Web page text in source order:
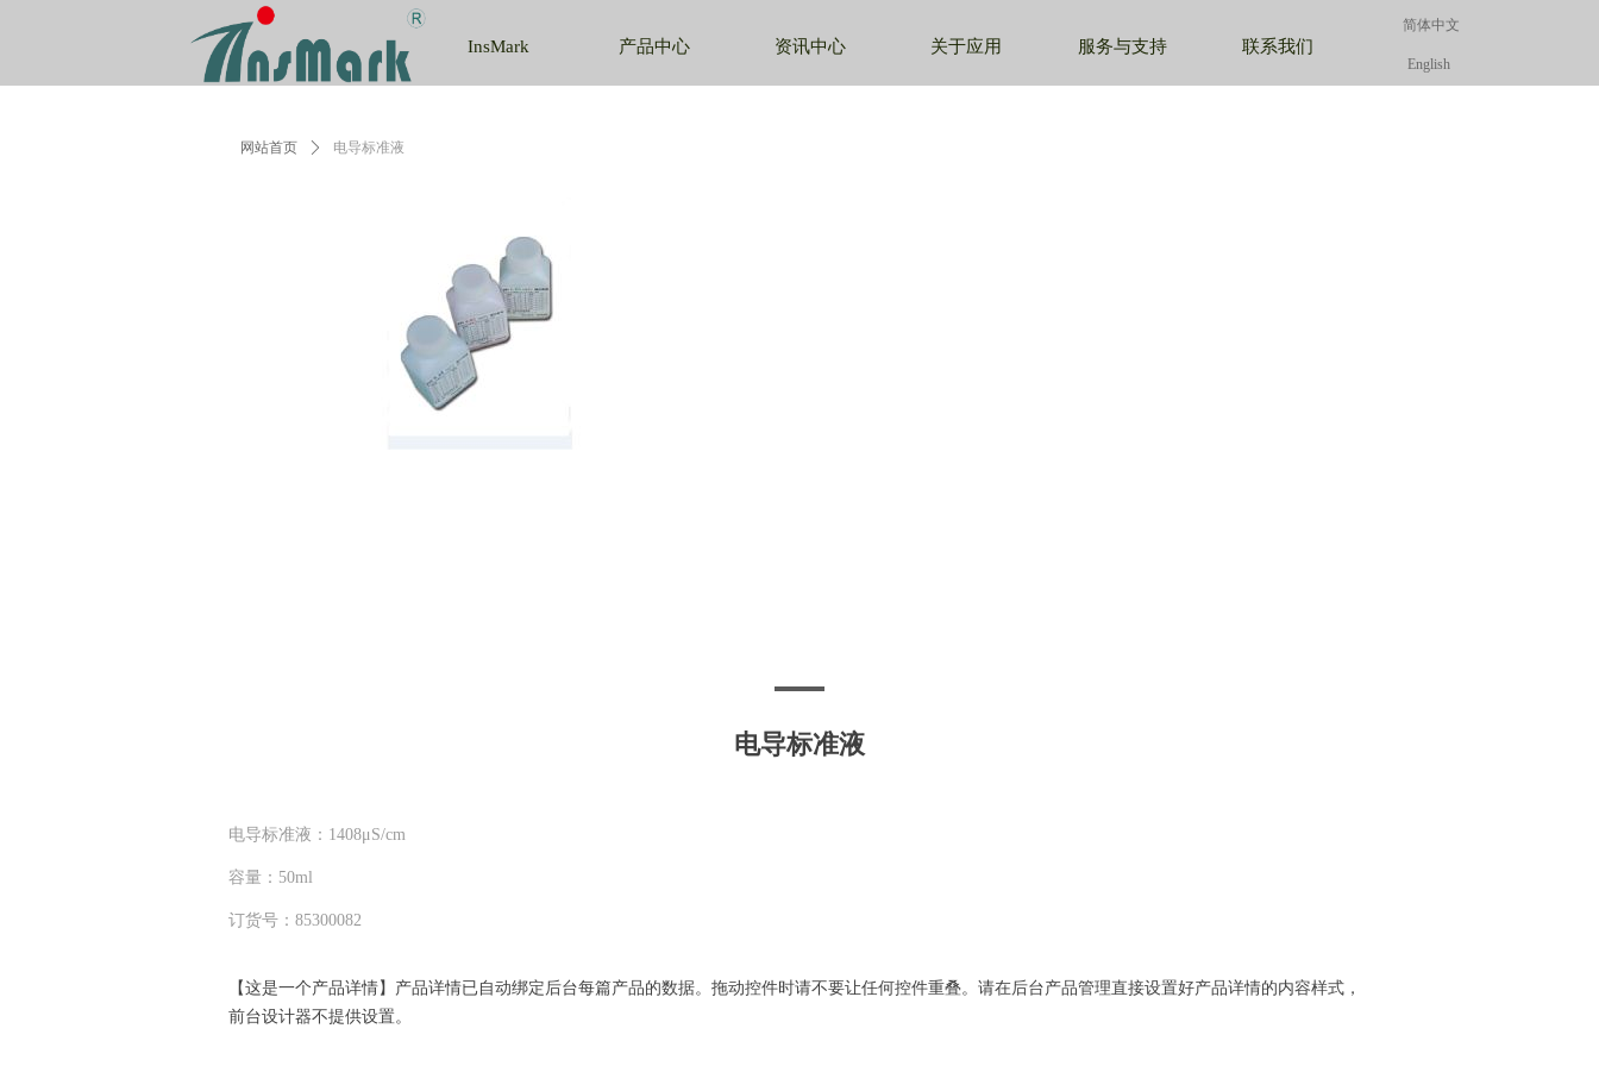
简体中文
简体中文
English
InsMark 产品中心 资讯中心 关于应用 服务与支持 联系我们
简体中文
English
网站首页 ꄲ 电导标准液
电导标准液
电导标准液：1408μS/cm
容量：50ml
订货号：85300082
【这是一个产品详情】产品详情已自动绑定后台每篇产品的数据。拖动控件时请不要让任何控件重叠。请在后台产品管理直接设置好产品详情的内容样式，
前台设计器不提供设置。